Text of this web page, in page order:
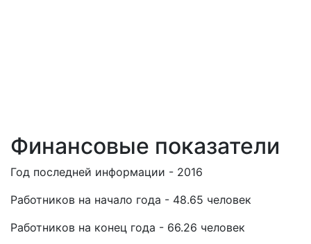
Финансовые показатели
Год последней информации - 2016
Работников на начало года - 48.65 человек
Работников на конец года - 66.26 человек